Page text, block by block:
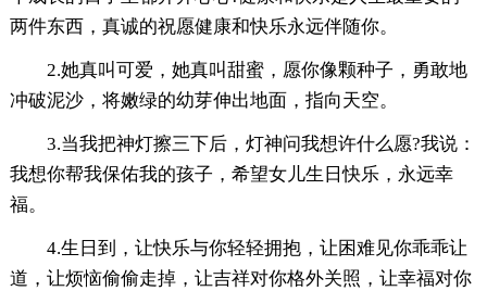
两件东西，真诚的祝愿健康和快乐永远伴随你。
2.她真叫可爱，她真叫甜蜜，愿你像颗种子，勇敢地
冲破泥沙，将嫩绿的幼芽伸出地面，指向天空。
3.当我把神灯擦三下后，灯神问我想许什么愿?我说：
我想你帮我保佑我的孩子，希望女儿生日快乐，永远幸
福。
4.生日到，让快乐与你轻轻拥抱，让困难见你乖乖让
道，让烦恼偷偷走掉，让吉祥对你格外关照，让幸福对你